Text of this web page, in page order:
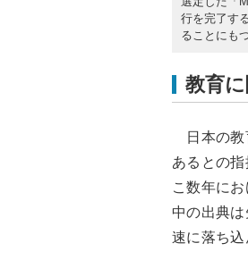
行を完了す
ることにも
教育
日本の教
あるとの
こ数年に
中の出典
速に落ち込